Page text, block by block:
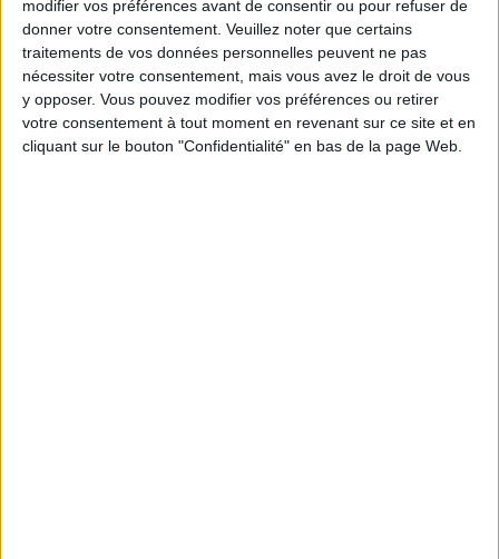
modifier vos préférences avant de consentir ou pour refuser de
donner votre consentement. Veuillez noter que certains
traitements de vos données personnelles peuvent ne pas
nécessiter votre consentement, mais vous avez le droit de vous
y opposer. Vous pouvez modifier vos préférences ou retirer
votre consentement à tout moment en revenant sur ce site et en
cliquant sur le bouton "Confidentialité" en bas de la page Web.